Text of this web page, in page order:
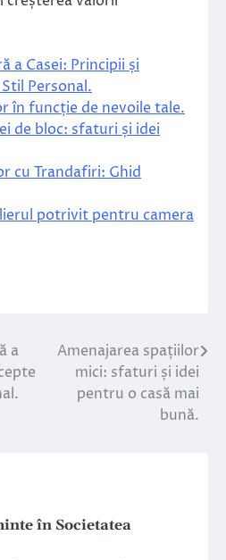
a Casei: Principii și
Personal.
în funcție de nevoile tale.
de bloc: sfaturi și idei
cu Trandafiri: Ghid
potrivit pentru camera
a
Amenajarea spațiilor
mici: sfaturi și idei
pentru o casă mai
bună.
în Societatea